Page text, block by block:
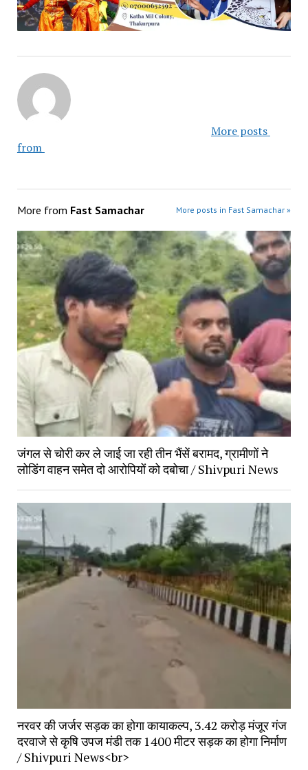
More from Fast Samachar More posts in Fast Samachar »
जंगल से चोरी कर ले जाई जा रही तीन भैंसें बरामद, ग्रामीणों ने
लोडिंग वाहन समेत दो आरोपियों को दबोचा / Shivpuri News
नरवर की जर्जर सड़क का होगा कायाकल्प, 3.42 करोड़ मंजूर गंज
दरवाजे से कृषि उपज मंडी तक 1400 मीटर सड़क का होगा निर्माण
/ Shivpuri News<br>